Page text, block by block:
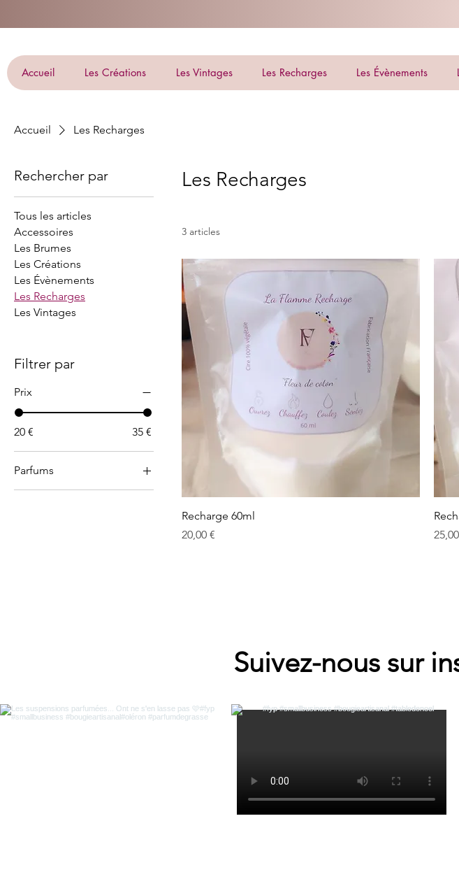
Accueil Les Créations Les Vintages Les Recharges Les Évènements
Accueil Les Recharges
Rechercher par
Tous les articles
Accessoires
Les Brumes
Les Créations
Les Évènements
Les Recharges
Les Vintages
Filtrer par
Prix
20 € 35 €
Parfums
Les Recharges
3 articles
Recharge 60ml
Prix
20,00 €
Prix
Suivez-nous sur